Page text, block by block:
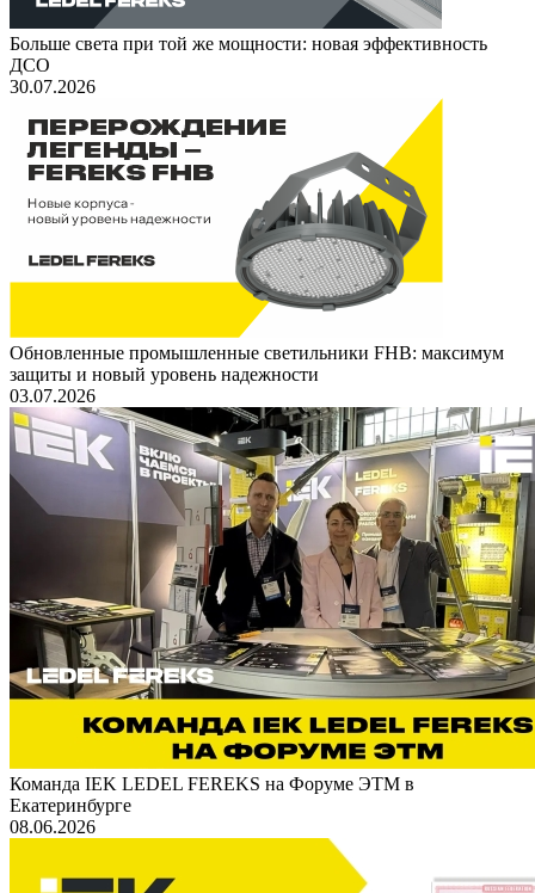
Больше света при той же мощности: новая эффективность
ДСО
30.07.2026
Обновленные промышленные светильники FHB: максимум
защиты и новый уровень надежности
03.07.2026
Команда IEK LEDEL FEREKS на Форуме ЭТМ в
Екатеринбурге
08.06.2026